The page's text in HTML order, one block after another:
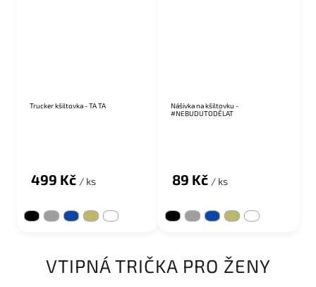
Trucker kšiltovka - TA TA
499 Kč / ks
Nášivka na kšiltovku -
#NEBUDUTODĚLAT
89 Kč / ks
VTIPNÁ TRIČKA PRO ŽENY